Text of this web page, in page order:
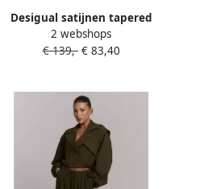
Desigual satijnen tapered
low waist cargobroek kaki
2 webshops
€ 139,-€ 83,40